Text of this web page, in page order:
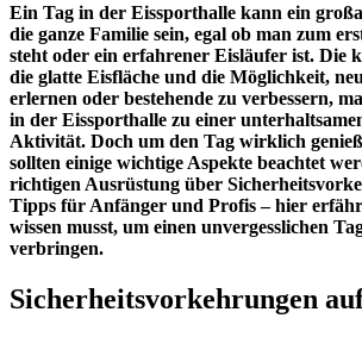
Ein Tag in der Eissporthalle kann ein
die ganze Familie sein, egal ob man zum
steht oder ein erfahrener Eisläufer ist. Die
die glatte Eisfläche und die Möglichkeit,
erlernen oder bestehende zu verbessern,
in der Eissporthalle zu einer
Aktivität. Doch um den Tag wirklich
sollten einige wichtige Aspekte beachtet
richtigen Ausrüstung über
Tipps für Anfänger und Profis – hier
wissen musst, um einen unvergesslichen
verbringen.
Sicherheitsvorkehrungen